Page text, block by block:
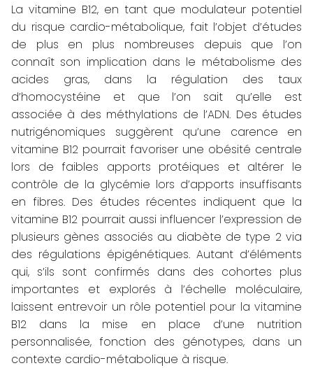
La vitamine B12, en tant que modulateur potentiel
du risque cardio-métabolique, fait l’objet d’études
de plus en plus nombreuses depuis que l’on
connaît son implication dans le métabolisme des
acides gras, dans la régulation des taux
d’homocystéine et que l’on sait qu’elle est
associée à des méthylations de l’ADN. Des études
nutrigénomiques suggèrent qu’une carence en
vitamine B12 pourrait favoriser une obésité centrale
lors de faibles apports protéiques et altérer le
contrôle de la glycémie lors d’apports insuffisants
en fibres. Des études récentes indiquent que la
vitamine B12 pourrait aussi influencer l’expression de
plusieurs gènes associés au diabète de type 2 via
des régulations épigénétiques. Autant d’éléments
qui, s’ils sont confirmés dans des cohortes plus
importantes et explorés à l’échelle moléculaire,
laissent entrevoir un rôle potentiel pour la vitamine
B12 dans la mise en place d’une nutrition
personnalisée, fonction des génotypes, dans un
contexte cardio-métabolique à risque.